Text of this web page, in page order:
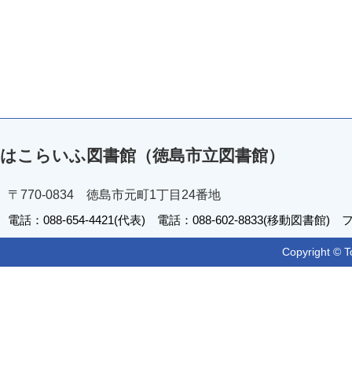
はこらいふ図書館（徳島市立図書館）
〒770-0834 徳島市元町1丁目24番地
電話：088-654-4421(代表) 電話：088-602-8833(移動図書館)
Copyright ©